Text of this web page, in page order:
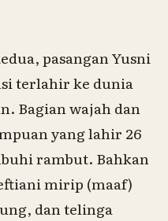
pasangan Yusni
terlahir ke dunia
Bagian wajah dan
yang lahir 26
rambut. Bahkan
mirip (maaf)
dan telinga